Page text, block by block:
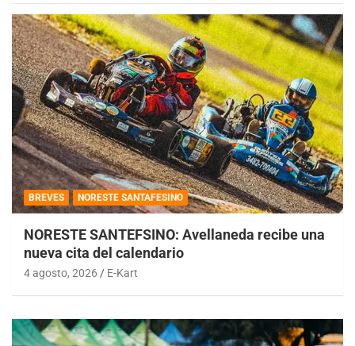
BREVES NORESTE SANTAFESINO
NORESTE SANTEFSINO: Avellaneda recibe una
nueva cita del calendario
4 agosto, 2026 E-Kart